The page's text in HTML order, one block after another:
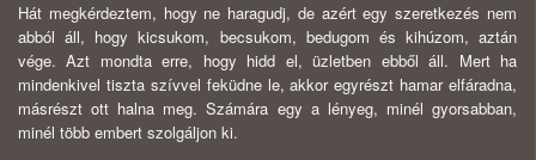
Hát megkérdeztem, hogy ne haragudj, de azért egy szeretkezés nem
abból áll, hogy kicsukom, becsukom, bedugom és kihúzom, aztán
vége. Azt mondta erre, hogy hidd el, üzletben ebből áll. Mert ha
mindenkivel tiszta szívvel feküdne le, akkor egyrészt hamar elfáradna,
másrészt ott halna meg. Számára egy a lényeg, minél gyorsabban,
minél több embert szolgáljon ki.